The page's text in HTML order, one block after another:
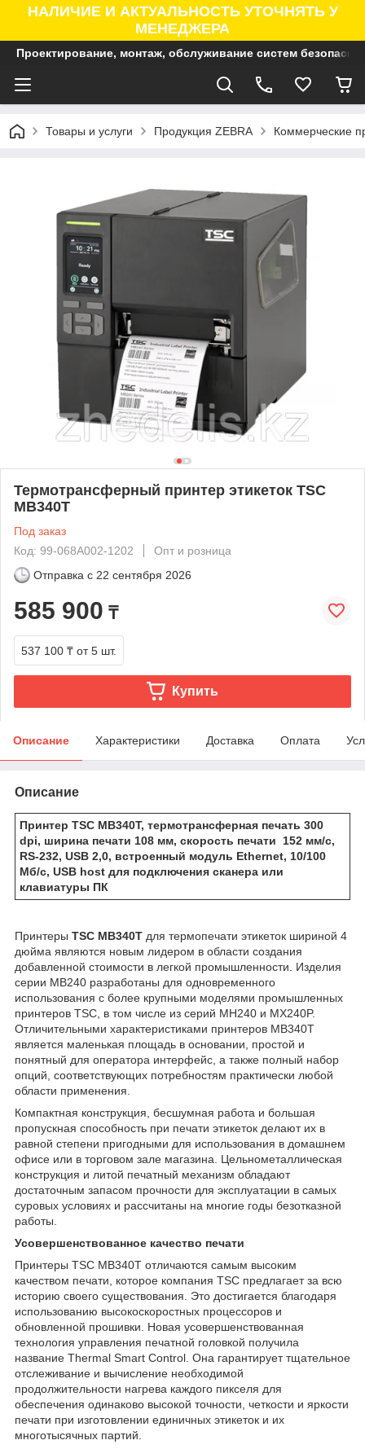
НАЛИЧИЕ И АКТУАЛЬНОСТЬ УТОЧНЯТЬ У
МЕНЕДЖЕРА
Проектирование, монтаж, обслуживание систем
Товары и услуги Продукция ZEBRA Коммерческие
Термотрансферный принтер этикеток TSC
MB340T
Под заказ
Код: 99-068A002-1202
Опт и розница
Отправка с 22 сентября 2026
585 900 ₸
537 100 ₸ от 5 шт.
Купить
Описание Характеристики Доставка Оплата
Описание
Принтер TSC MB340T, термотрансферная печать 300
dpi, ширина печати 108 мм, скорость печати 152 мм/с,
RS-232, USB 2,0, встроенный модуль Ethernet, 10/100
Мб/с, USB host для подключения сканера или
клавиатуры ПК
Принтеры TSC MB340T для термопечати этикеток шириной 4
дюйма являются новым лидером в области создания
добавленной стоимости в легкой промышленности. Изделия
серии MB240 разработаны для одновременного
использования с более крупными моделями промышленных
принтеров TSC, в том числе из серий MH240 и MX240P.
Отличительными характеристиками принтеров MB340T
является маленькая площадь в основании, простой и
понятный для оператора интерфейс, а также полный набор
опций, соответствующих потребностям практически любой
области применения.
Компактная конструкция, бесшумная работа и большая
пропускная способность при печати этикеток делают их в
равной степени пригодными для использования в домашнем
офисе или в торговом зале магазина. Цельнометаллическая
конструкция и литой печатный механизм обладают
достаточным запасом прочности для эксплуатации в самых
суровых условиях и рассчитаны на многие годы безотказной
работы.
Усовершенствованное качество печати
Принтеры TSC MB340T отличаются самым высоким
качеством печати, которое компания TSC предлагает за всю
историю своего существования. Это достигается благодаря
использованию высокоскоростных процессоров и
обновленной прошивки. Новая усовершенствованная
технология управления печатной головкой получила
название Thermal Smart Control. Она гарантирует тщательное
отслеживание и вычисление необходимой
продолжительности нагрева каждого пикселя для
обеспечения одинаково высокой точности, четкости и яркости
печати при изготовлении единичных этикеток и их
многотысячных партий.